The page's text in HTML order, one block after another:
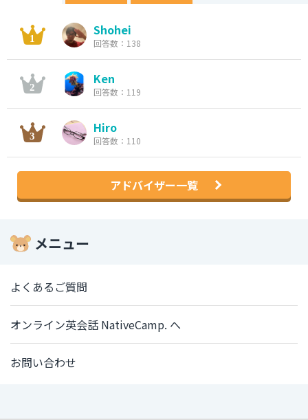
Shohei
回答数：138
Ken
回答数：119
Hiro
回答数：110
アドバイザー一覧
メニュー
よくあるご質問
オンライン英会話 NativeCamp. へ
お問い合わせ